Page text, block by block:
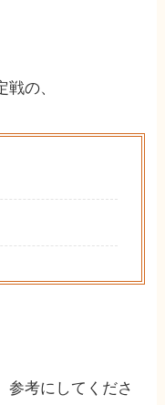
の、
参考にしてくださ